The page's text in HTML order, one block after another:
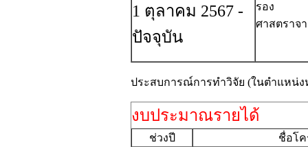
1 ตุลาคม 2567 -
ปัจจุบัน
รอง
ศาสตราจ
ประสบการณ์การทำวิจัย (ในตำแหน่ง
งบประมาณรายได้
ช่วงปี ชื่อโค